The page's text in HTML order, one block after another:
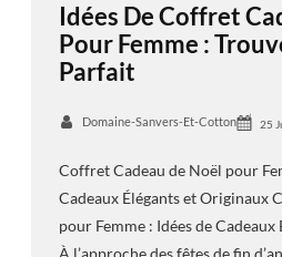
Idées De Coffret
Pour Femme :
Parfait
Domaine-Sanvers-Et-Cotton 25
Coffret Cadeau de Noël pour
Cadeaux Élégants et Originaux
pour Femme : Idées de
À l’approche des fêtes de fin